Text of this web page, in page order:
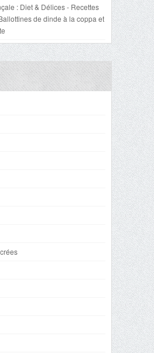
: Diet & Délices - Recettes
de dinde à la coppa et